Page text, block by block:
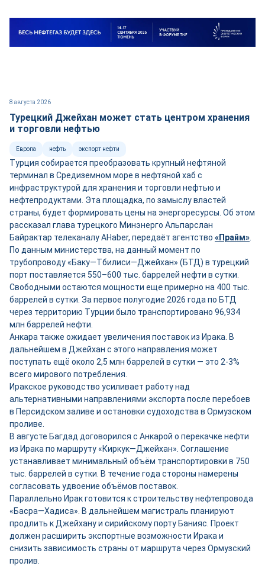
8 августа 2026
Турецкий Джейхан может стать центром хранения
и торговли нефтью
Европа нефть экспорт нефти
Турция собирается преобразовать крупный нефтяной
терминал в Средиземном море в нефтяной хаб с
инфраструктурой для хранения и торговли нефтью и
нефтепродуктами. Эта площадка, по замыслу властей
страны, будет формировать цены на энергоресурсы. Об этом
рассказал глава турецкого Минэнерго Альпарслан
Байрактар телеканалу AHaber, передаёт агентство «Прайм»
По данным министерства, на данный момент по
трубопроводу «Баку—Тбилиси—Джейхан» (БТД) в турецкий
порт поставляется 550–600 тыс. баррелей нефти в сутки.
Свободными остаются мощности ещепримерно на 400 тыс.
баррелей в сутки. За первое полугодие 2026 года по БТД
через территорию Турции было транспортировано 96,934
млн баррелей нефти.
Анкара также ожидает увеличения поставок из Ирака. В
дальнейшем в Джейхан с этого направления может
поступать ещё около 2,5 млн баррелей в сутки — это 2-3%
всего мирового потребления.
Иракское руководство усиливает работу над
альтернативными направлениями экспорта после перебоев
в Персидском заливе и остановки судоходства в Ормузском
проливе.
В августе Багдад договорился с Анкарой о перекачке нефти
из Ирака по маршруту «Киркук—Джейхан». Соглашение
устанавливает минимальный объём транспортировки в 750
тыс. баррелей в сутки. В течение года стороны намерены
согласовать удвоение объёмов поставок.
Параллельно Ирак готовится к строительству нефтепровода
«Басра—Хадиса». В дальнейшем магистраль планируют
продлить к Джейхану и сирийскому порту Банияс. Проект
должен расширить экспортные возможности Ирака и
снизить зависимость страны от маршрута через Ормузский
пролив.